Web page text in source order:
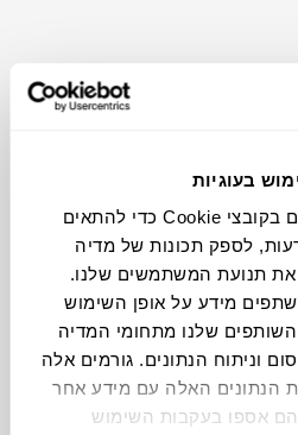
בעוגיות
אנחנו משתמשים בקובצי Cookie כדי להתאים
לספק תכונות של מדיה
את תנועת המשתמשים שלנו.
מידע על אופן השימוש
שלנו מתחומי המדיה
וניתוח הנתונים. גורמים אלה
הנתונים האלה עם מידע אחר
אספו בעקבות השימוש